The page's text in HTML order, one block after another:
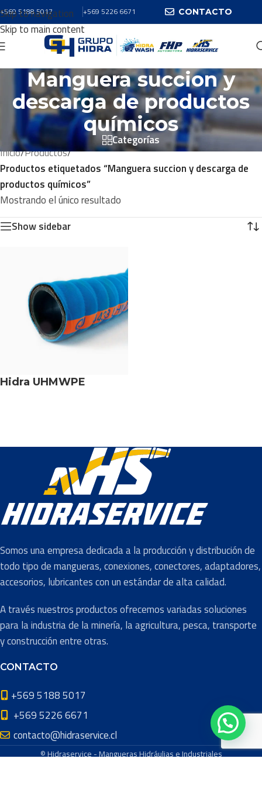
Skip to navigation
Skip to main content
+569 5188 5017 +569 5226 6671 CONTACTO
Manguera succion y
descarga de productos
químicos
Categorías
Inicio/Productos/
Productos etiquetados “Manguera succion y descarga de
productos químicos”
Mostrando el único resultado
Show sidebar
Hidra UHMWPE
Somos una empresa dedicada a la producción y distribución de
todo tipo de mangueras, conexiones, conectores, adaptadores,
accesorios, lubricantes con un estándar de alta calidad.
A través nuestros productos ofrecemos variadas soluciones
para la industria de la minería, la agricultura, pesca, transporte
y construcción entre otras.
CONTACTO
+569 5188 5017
+569 5226 6671
contacto@hidraservice.cl
© Hidraservice - Mangueras Hidráulias e Industriales